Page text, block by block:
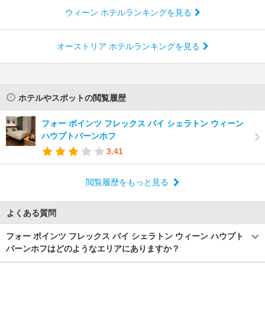
ウィーン ホテルランキングを見る
オーストリア ホテルランキングを見る
ホテルやスポットの閲覧履歴
フォー ポインツ フレックス バイ シェラトン ウィーン
ハウプトバーンホフ
3.41
閲覧履歴をもっと見る
よくある質問
フォー ポインツ フレックス バイ シェラトン ウィーン ハウプト
バーンホフはどのようなエリアにありますか？